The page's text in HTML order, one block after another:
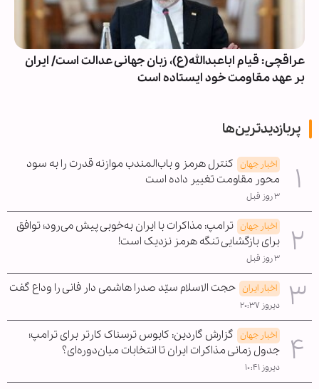
عراقچی: قیام اباعبدالله(ع)، زبان جهانی عدالت است/ ایران
بر عهد مقاومت خود ایستاده است
پربازدیدترین‌ها
اخبار جهان کنترل هرمز و باب‌المندب موازنه قدرت را به سود
محور مقاومت تغییر داده است
۳ روز قبل
اخبار جهان ترامپ: مذاکرات با ایران به‌خوبی پیش می‌رود؛ توافق
برای بازگشایی تنگه هرمز نزدیک است!
۳ روز قبل
اخبار ایران حجت الاسلام سیّد صدرا هاشمی دار فانی را وداع گفت
دیروز ۲۰:۳۷
اخبار جهان گزارش گاردین: کابوس ترسناک کارتر برای ترامپ؛
جدول زمانی مذاکرات ایران تا انتخابات میان‌دوره‌ای؟
دیروز ۱۰:۴۱